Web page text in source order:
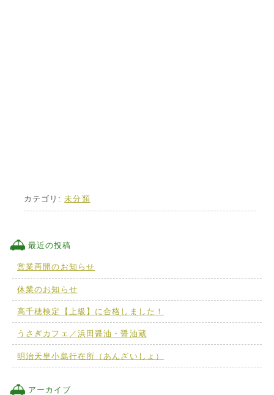
カテゴリ:未分類
最近の投稿
営業再開のお知らせ
休業のお知らせ
高千穂検定【上級】に合格しました！
うさぎカフェ／浜田醤油・醤油蔵
明治天皇小島行在所（あんざいしょ）
アーカイブ